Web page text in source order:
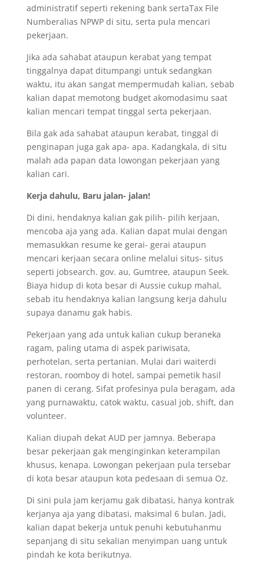
administratif seperti rekening bank sertaTax File
Numberalias NPWP di situ, serta pula mencari
pekerjaan.
Jika ada sahabat ataupun kerabat yang tempat
tinggalnya dapat ditumpangi untuk sedangkan
waktu, itu akan sangat mempermudah kalian, sebab
kalian dapat memotong budget akomodasimu saat
kalian mencari tempat tinggal serta pekerjaan.
Bila gak ada sahabat ataupun kerabat, tinggal di
penginapan juga gak apa- apa. Kadangkala, di situ
malah ada papan data lowongan pekerjaan yang
kalian cari.
Kerja dahulu, Baru jalan- jalan!
Di dini, hendaknya kalian gak pilih- pilih kerjaan,
mencoba aja yang ada. Kalian dapat mulai dengan
memasukkan resume ke gerai- gerai ataupun
mencari kerjaan secara online melalui situs- situs
seperti jobsearch. gov. au, Gumtree, ataupun Seek.
Biaya hidup di kota besar di Aussie cukup mahal,
sebab itu hendaknya kalian langsung kerja dahulu
supaya danamu gak habis.
Pekerjaan yang ada untuk kalian cukup beraneka
ragam, paling utama di aspek pariwisata,
perhotelan, serta pertanian. Mulai dari waiterdi
restoran, roomboy di hotel, sampai pemetik hasil
panen di cerang. Sifat profesinya pula beragam, ada
yang purnawaktu, catok waktu, casual job, shift, dan
volunteer.
Kalian diupah dekat AUD per jamnya. Beberapa
besar pekerjaan gak menginginkan keterampilan
khusus, kenapa. Lowongan pekerjaan pula tersebar
di kota besar ataupun kota pedesaan di semua Oz.
Di sini pula jam kerjamu gak dibatasi, hanya kontrak
kerjanya aja yang dibatasi, maksimal 6 bulan. Jadi,
kalian dapat bekerja untuk penuhi kebutuhanmu
sepanjang di situ sekalian menyimpan uang untuk
pindah ke kota berikutnya.